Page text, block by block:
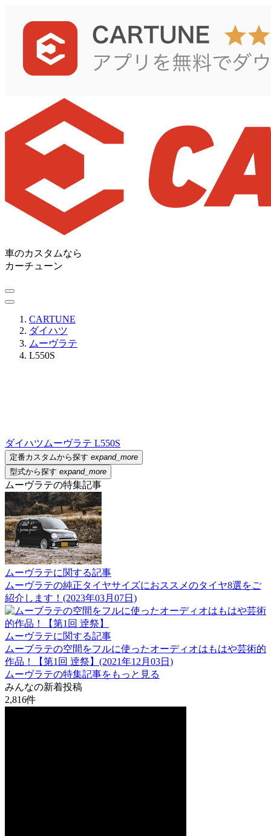
車のカスタムなら
カーチューン
CARTUNE
ダイハツ
ムーヴラテ
L550S
ダイハツ ムーヴラテ L550S
定番カスタムから探す expand_more
型式から探す expand_more
ムーヴラテの特集記事
ムーヴラテに関する記事
ムーヴラテの純正タイヤサイズにおススメのタイヤ8選をご
紹介します！(2023年03月07日)
ムーヴラテに関する記事
ムーブラテの空間をフルに使ったオーディオはもはや芸術的
作品！【第1回 逹祭】(2021年12月03日)
ムーヴラテの特集記事をもっと見る
みんなの新着投稿
2,816件